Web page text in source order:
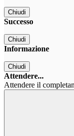
Chiudi
Successo
Chiudi
Informazione
Chiudi
Attendere...
Attendere il